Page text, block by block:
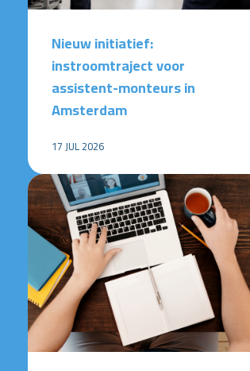
Nieuw initiatief:
instroomtraject voor
assistent-monteurs in
Amsterdam
17 JUL 2026